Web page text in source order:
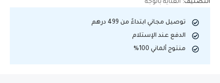
التصنيف: العناية بالوجه
توصيل مجاني ابتداءً من 499 درهم
الدفع عند الإستلام
منتوج ألماني 100%